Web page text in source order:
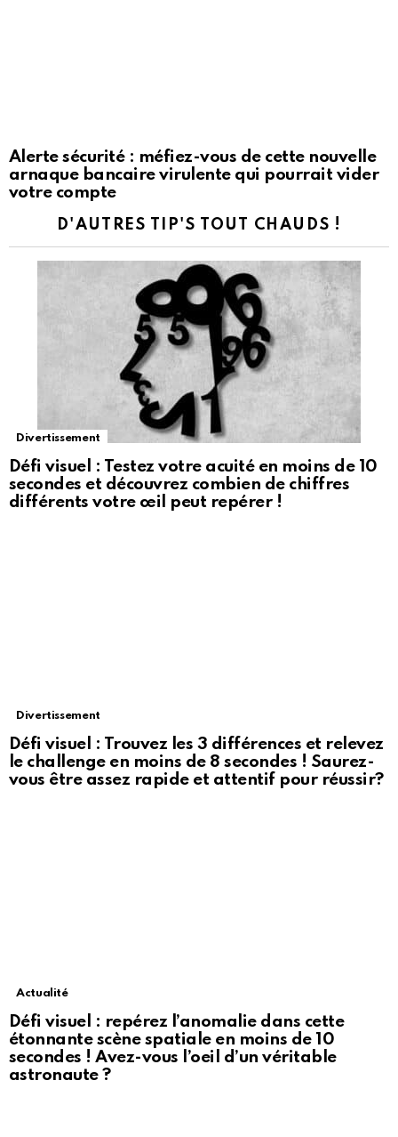
Alerte sécurité : méfiez-vous de cette nouvelle
arnaque bancaire virulente qui pourrait vider
votre compte
D'AUTRES TIP'S TOUT CHAUDS !
Divertissement
Défi visuel : Testez votre acuité en moins de 10
secondes et découvrez combien de chiffres
différents votre œil peut repérer !
Divertissement
Défi visuel : Trouvez les 3 différences et relevez
le challenge en moins de 8 secondes ! Saurez-
vous être assez rapide et attentif pour réussir?
Actualité
Défi visuel : repérez l’anomalie dans cette
étonnante scène spatiale en moins de 10
secondes ! Avez-vous l’oeil d’un véritable
astronaute ?